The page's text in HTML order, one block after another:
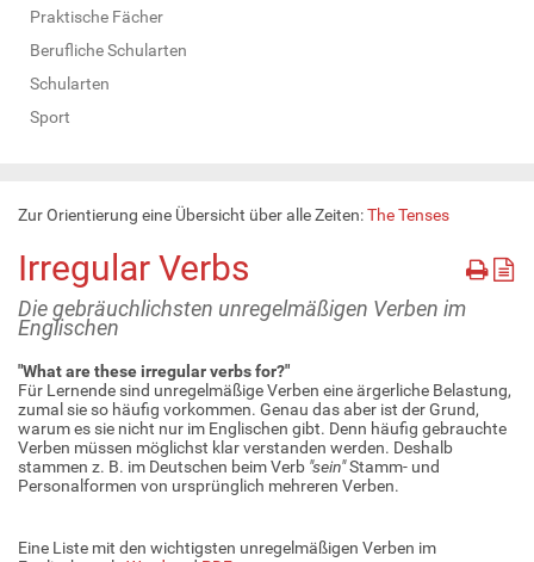
Praktische Fächer
Berufliche Schularten
Schularten
Sport
Zur Orientierung eine Übersicht über alle Zeiten:The Tenses
Irregular Verbs
Die gebräuchlichsten unregelmäßigen Verben im
Englischen
"What are these irregular verbs for?"
Für Lernende sind unregelmäßige Verben eine ärgerliche Belastung,
zumal sie so häufig vorkommen. Genau das aber ist der Grund,
warum es sie nicht nur im Englischen gibt. Denn häufig gebrauchte
Verben müssen möglichst klar verstanden werden. Deshalb
stammen z. B. im Deutschen beim Verb "sein"Stamm- und
Personalformen von ursprünglich mehreren Verben.
Eine Liste mit den wichtigsten unregelmäßigen Verben im